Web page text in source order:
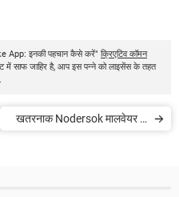
App: इनकी पहचान कैसे करें" क्रिएटिव कॉमन
में साफ जाहिर है, आप इस पन्ने को लाइसेंस के तहत
खतरनाक Nodersok मालवेयर से